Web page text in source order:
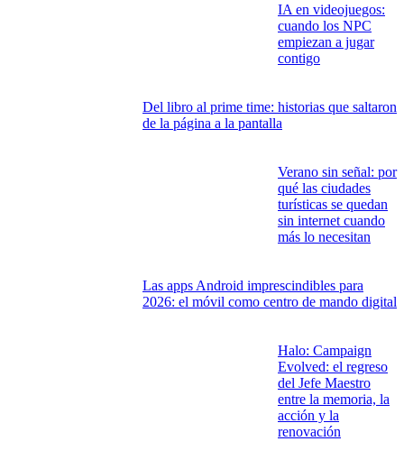
IA en videojuegos:
cuando los NPC
empiezan a jugar
contigo
Del libro al prime time: historias que saltaron
de la página a la pantalla
Verano sin señal: por
qué las ciudades
turísticas se quedan
sin internet cuando
más lo necesitan
Las apps Android imprescindibles para
2026: el móvil como centro de mando digital
Halo: Campaign
Evolved: el regreso
del Jefe Maestro
entre la memoria, la
acción y la
renovación